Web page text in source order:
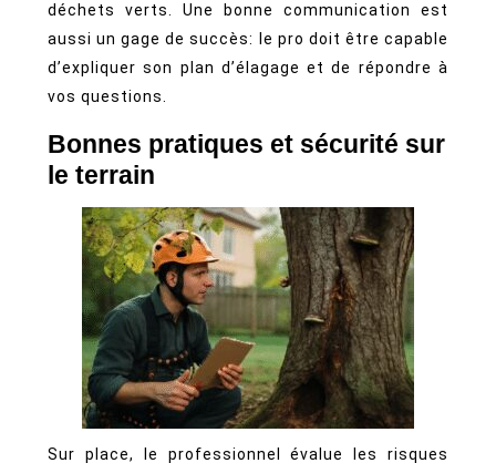
déchets verts. Une bonne communication est
aussi un gage de succès: le pro doit être capable
d’expliquer son plan d’élagage et de répondre à
vos questions.
Bonnes pratiques et sécurité sur
le terrain
Sur place, le professionnel évalue les risques